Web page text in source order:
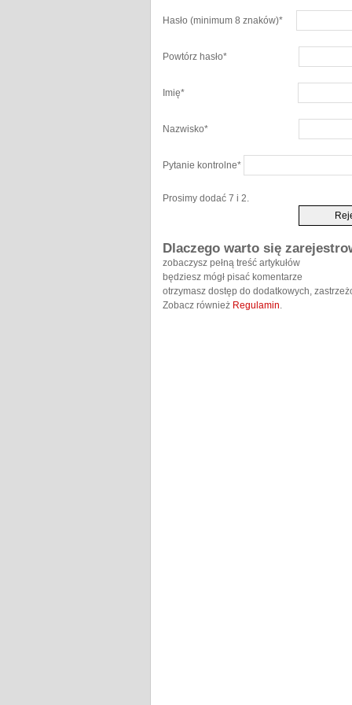
Hasło (minimum 8 znaków)*
Powtórz hasło*
Imię*
Nazwisko*
Pytanie kontrolne*
Prosimy dodać 7 i 2.
Dlaczego warto się
zobaczysz pełną treść artykułów
będziesz mógł pisać komentarze
otrzymasz dostęp do dodatkowych,
Zobacz również Regulamin.